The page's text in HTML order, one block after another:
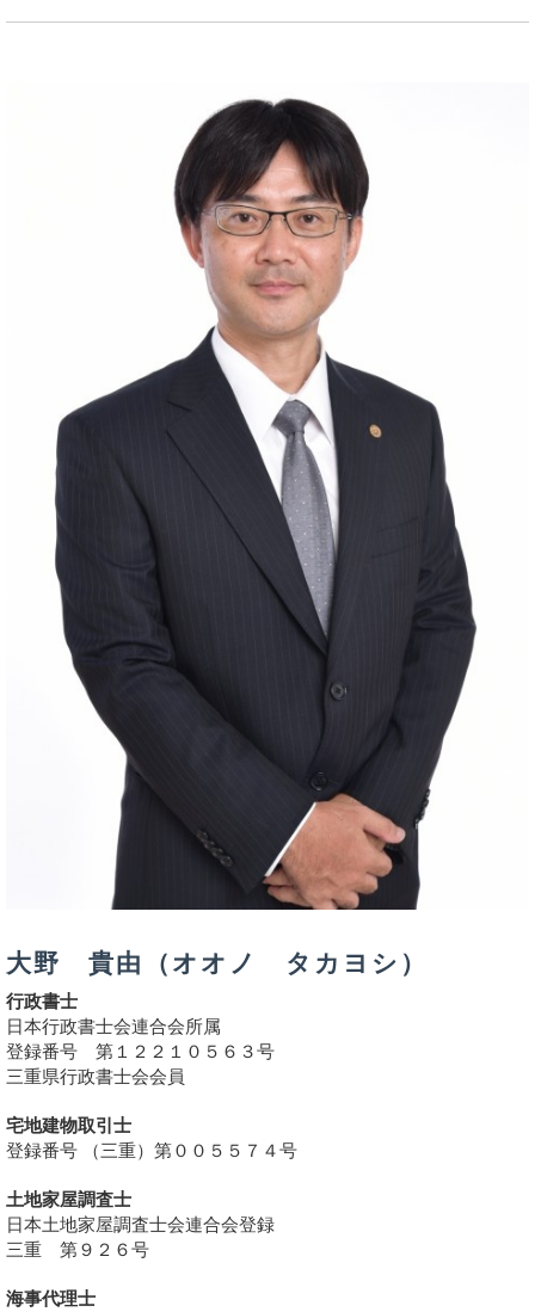
大野 貴由（オオノ タカヨシ）
行政書士
日本行政書士会連合会所属
登録番号 第１２２１０５６３号
三重県行政書士会会員
宅地建物取引士
登録番号 （三重）第００５５７４号
土地家屋調査士
日本土地家屋調査士会連合会登録
三重 第９２６号
海事代理士